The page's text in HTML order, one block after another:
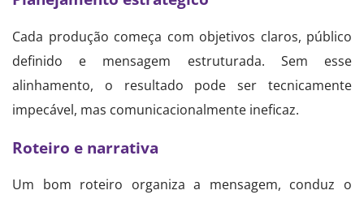
Cada produção começa com objetivos claros, público
definido e mensagem estruturada. Sem esse
alinhamento, o resultado pode ser tecnicamente
impecável, mas comunicacionalmente ineficaz.
Roteiro e narrativa
Um bom roteiro organiza a mensagem, conduz o